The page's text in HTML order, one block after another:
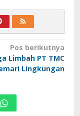
Pos berikutnya
Limbah PT TMC
Lingkungan